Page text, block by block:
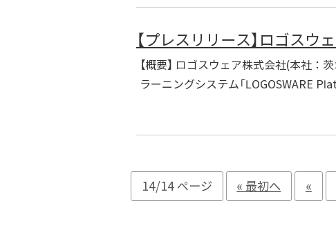
【プレスリリース】ロゴスウ
【概要】 ロゴスウェア株式会社(本社
ラーニングシステム「LOGOSWARE
14/14 ページ « 最初へ «